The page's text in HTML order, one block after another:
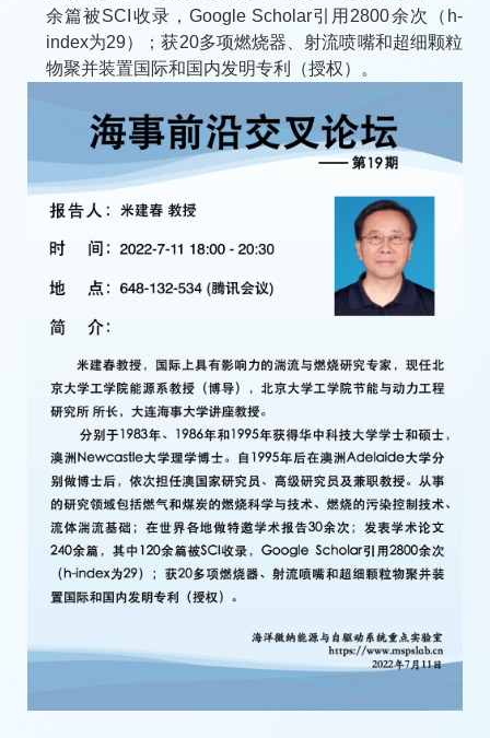
余篇被SCI收录，Google Scholar引用2800余次（h-
index为29）；获20多项燃烧器、射流喷嘴和超细颗粒
物聚并装置国际和国内发明专利（授权）。